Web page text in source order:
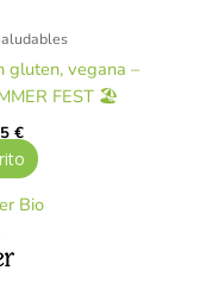
gluten, vegana –
FEST 🏖️
€
Bio